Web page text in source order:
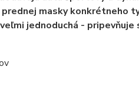
masky konkrétneho
jednoduchá - pripevňuje